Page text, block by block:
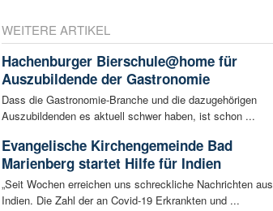
WEITERE ARTIKEL
Hachenburger Bierschule@home für
Auszubildende der Gastronomie
Dass die Gastronomie-Branche und die dazugehörigen
Auszubildenden es aktuell schwer haben, ist schon ...
Evangelische Kirchengemeinde Bad
Marienberg startet Hilfe für Indien
„Seit Wochen erreichen uns schreckliche Nachrichten aus
Indien. Die Zahl der an Covid-19 Erkrankten und ...